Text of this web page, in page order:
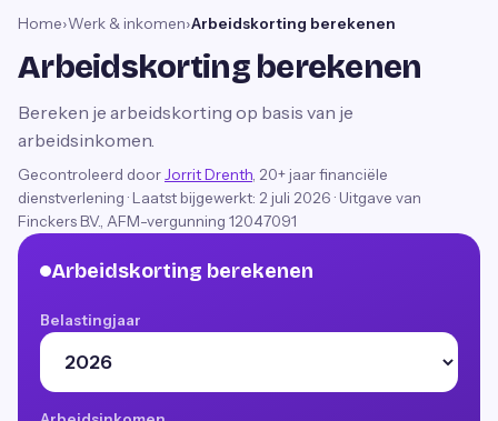
Home›Werk & inkomen›Arbeidskorting berekenen
Arbeidskorting berekenen
Bereken je arbeidskorting op basis van je
arbeidsinkomen.
Gecontroleerd door Jorrit Drenth , 20+ jaar financiële
dienstverlening · Laatst bijgewerkt: 2 juli 2026 · Uitgave van
Finckers B.V., AFM-vergunning 12047091
Arbeidskorting berekenen
Belastingjaar